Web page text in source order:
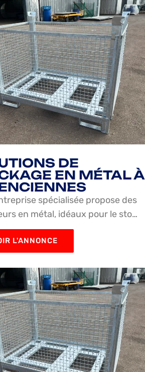
DE
EN MÉTAL À
spécialisée propose des
en métal, idéaux pour le sto…
L'ANNONCE